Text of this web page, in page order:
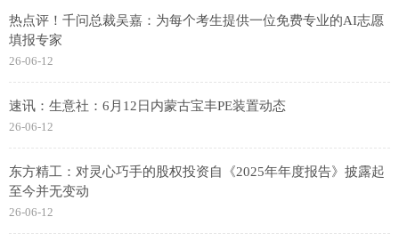
热点评！千问总裁吴嘉：为每个考生提供一位免费专业的AI志愿
填报专家
26-06-12
速讯：生意社：6月12日内蒙古宝丰PE装置动态
26-06-12
东方精工：对灵心巧手的股权投资自《2025年年度报告》披露起
至今并无变动
26-06-12